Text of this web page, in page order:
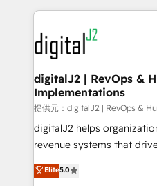
digital agency and an
experts in marketing
CRM and webdesign (We
customers).
digitalJ2 | RevOps &
Implementations
提供元：digitalJ2 | RevOps &
digitalJ2 helps
revenue systems that
growth. As a triple-accredited HubSpot Solutions
Partner, we specialize in
Elite5.0